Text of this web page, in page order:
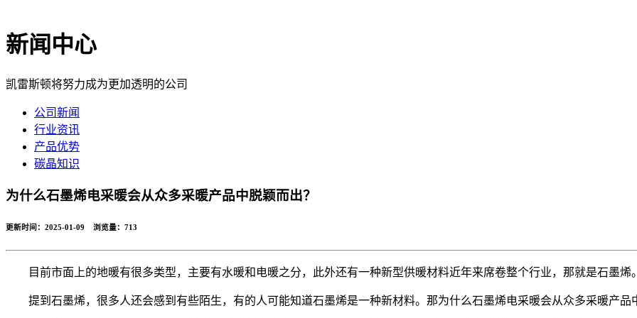
新闻中心
凯雷斯顿将努力成为更加透明的公司
公司新闻
行业资讯
产品优势
碳晶知识
为什么石墨烯电采暖会从众多采暖产品中脱颖而出？
更新时间：2025-01-09 浏览量： 713
目前市面上的地暖有很多类型，主要有水暖和电暖之分，此外还有一种新型供暖材料近年来席卷整个行业，那就是石墨烯。
提到石墨烯，很多人还会感到有些陌生，有的人可能知道石墨烯是一种新材料。那为什么石墨烯电采暖会从众多采暖产品